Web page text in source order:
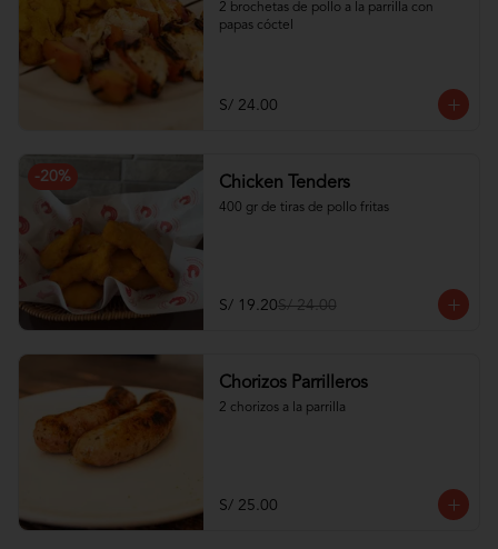
2 brochetas de pollo a la parrilla con
papas cóctel
S/ 24.00
-20% Chicken Tenders
400 gr de tiras de pollo fritas
S/ 19.20S/ 24.00
Chorizos Parrilleros
2 chorizos a la parrilla
S/ 25.00